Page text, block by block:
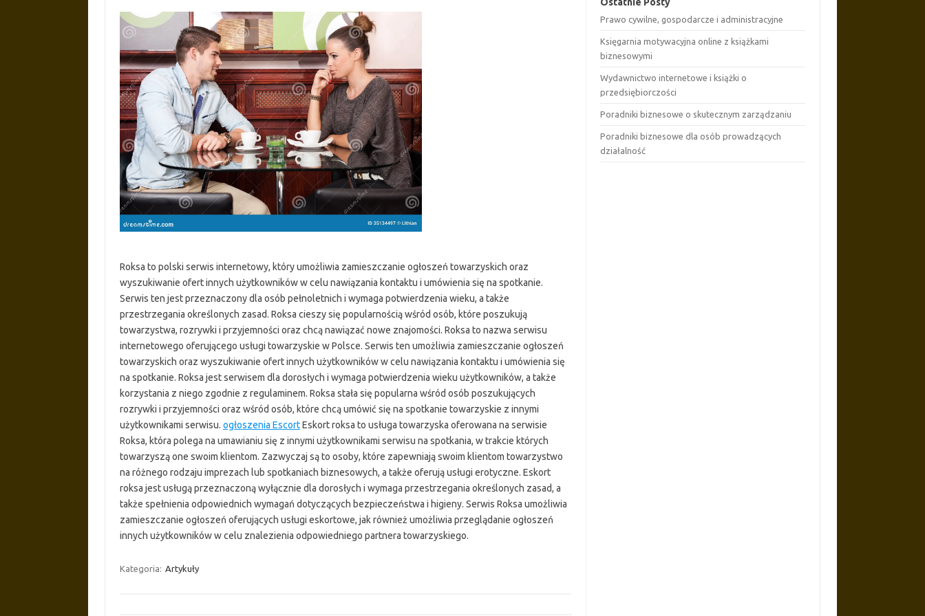
Roksa to polski serwis internetowy, który umożliwia zamieszczanie ogłoszeń towarzyskich oraz
wyszukiwanie ofert innych użytkowników w celu nawiązania kontaktu i umówienia się na spotkanie.
Serwis ten jest przeznaczony dla osób pełnoletnich i wymaga potwierdzenia wieku, a także
przestrzegania określonych zasad. Roksa cieszy się popularnością wśród osób, które poszukują
towarzystwa, rozrywki i przyjemności oraz chcą nawiązać nowe znajomości. Roksa to nazwa serwisu
internetowego oferującego usługi towarzyskie w Polsce. Serwis ten umożliwia zamieszczanie ogłoszeń
towarzyskich oraz wyszukiwanie ofert innych użytkowników w celu nawiązania kontaktu i umówienia się
na spotkanie. Roksa jest serwisem dla dorosłych i wymaga potwierdzenia wieku użytkowników, a także
korzystania z niego zgodnie z regulaminem. Roksa stała się popularna wśród osób poszukujących
rozrywki i przyjemności oraz wśród osób, które chcą umówić się na spotkanie towarzyskie z innymi
użytkownikami serwisu. ogłoszenia EscortEskort roksa to usługa towarzyska oferowana na serwisie
Roksa, która polega na umawianiu się z innymi użytkownikami serwisu na spotkania, w trakcie których
towarzyszą one swoim klientom. Zazwyczaj są to osoby, które zapewniają swoim klientom towarzystwo
na różnego rodzaju imprezach lub spotkaniach biznesowych, a także oferują usługi erotyczne. Eskort
roksa jest usługą przeznaczoną wyłącznie dla dorosłych i wymaga przestrzegania określonych zasad, a
także spełnienia odpowiednich wymagań dotyczących bezpieczeństwa i higieny. Serwis Roksa umożliwia
zamieszczanie ogłoszeń oferujących usługi eskortowe, jak również umożliwia przeglądanie ogłoszeń
innych użytkowników w celu znalezienia odpowiedniego partnera towarzyskiego.
Kategoria: Artykuły
Prawo cywilne, gospodarcze i administracyjne
Księgarnia motywacyjna online z książkami
biznesowymi
Wydawnictwo internetowe i książki o
przedsiębiorczości
Poradniki biznesowe o skutecznym zarządzaniu
Poradniki biznesowe dla osób prowadzących
działalność